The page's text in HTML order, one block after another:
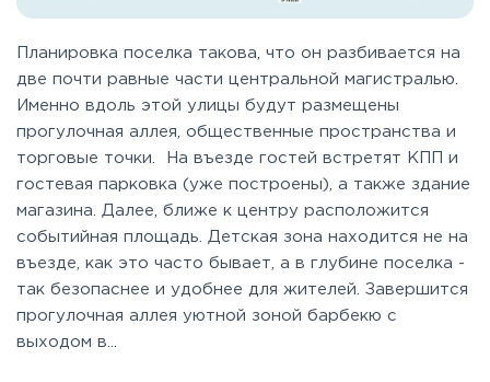
Планировка поселка такова, что он разбивается на
две почти равные части центральной магистралью.
Именно вдоль этой улицы будут размещены
прогулочная аллея, общественные пространства и
торговые точки. На въезде гостей встретят КПП и
гостевая парковка (уже построены), а также здание
магазина. Далее, ближе к центру расположится
событийная площадь. Детская зона находится не на
въезде, как это часто бывает, а в глубине поселка -
так безопаснее и удобнее для жителей. Завершится
прогулочная аллея уютной зоной барбекю с
выходом в...